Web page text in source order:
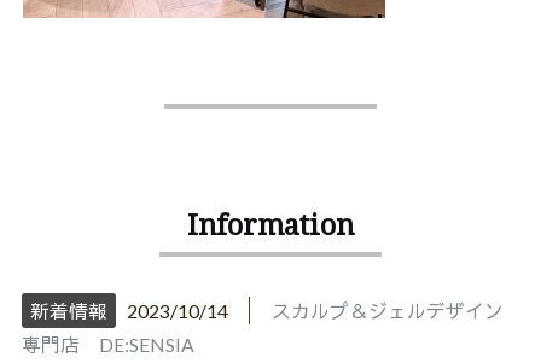
Information
新着情報 2023/10/14
スカルプ＆ジェルデザイン
専門店 DE:SENSIA